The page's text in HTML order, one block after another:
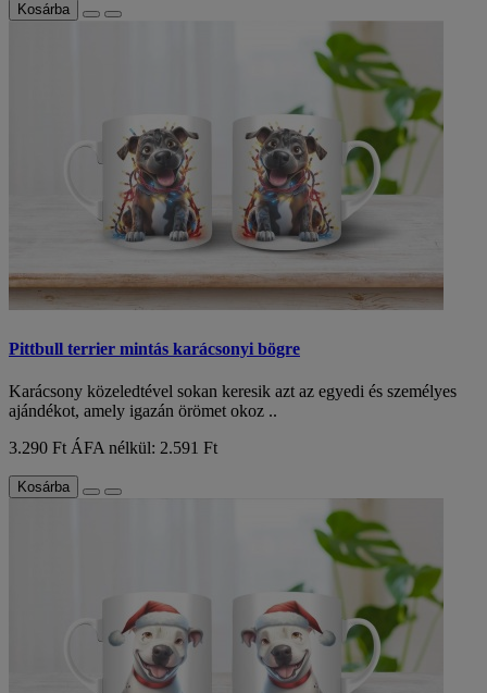
Kosárba
Pittbull terrier mintás karácsonyi bögre
Karácsony közeledtével sokan keresik azt az egyedi és személyes
ajándékot, amely igazán örömet okoz ..
3.290 Ft ÁFA nélkül: 2.591 Ft
Kosárba